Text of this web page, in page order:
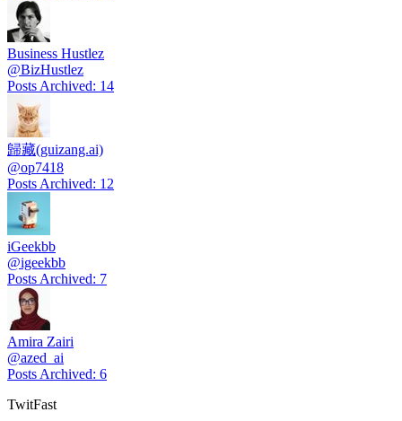
Business Hustlez
@BizHustlez
Posts Archived: 14
歸藏(guizang.ai)
@op7418
Posts Archived: 12
iGeekbb
@igeekbb
Posts Archived: 7
Amira Zairi
@azed_ai
Posts Archived: 6
TwitFast